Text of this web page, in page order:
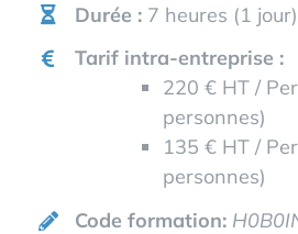
Durée : 7 heures (1 jour)
Tarif intra-entreprise :
220 € HT /
personnes)
135 € HT /
personnes)
Code formation: